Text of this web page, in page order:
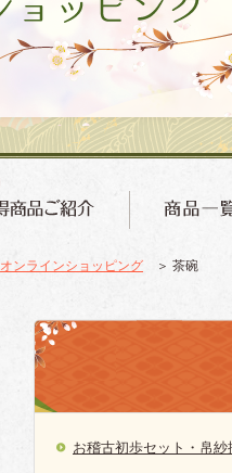
オンラインショッピング ＞ 茶碗
お稽古初歩セット・帛